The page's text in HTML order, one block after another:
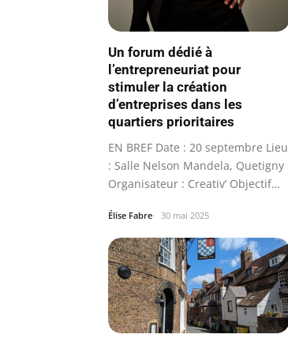
Un forum dédié à
l’entrepreneuriat pour
stimuler la création
d’entreprises dans les
quartiers prioritaires
EN BREF Date : 20 septembre Lieu
: Salle Nelson Mandela, Quetigny
Organisateur : Creativ’ Objectif…
Élise Fabre 30 mai 2025